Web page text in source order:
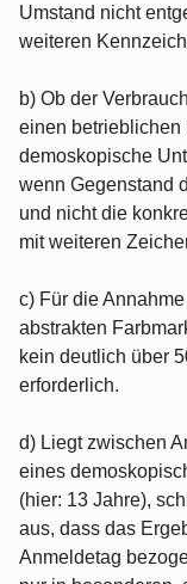
Umstand nicht
weiteren
b) Ob der
einen betrieblichen
demoskopische
wenn Gegenstand
und nicht die
mit weiteren
c) Für die
abstrakten
kein deutlich über
erforderlich.
d) Liegt zwischen
eines
(hier: 13 Jahre),
aus, dass das
Anmeldetag